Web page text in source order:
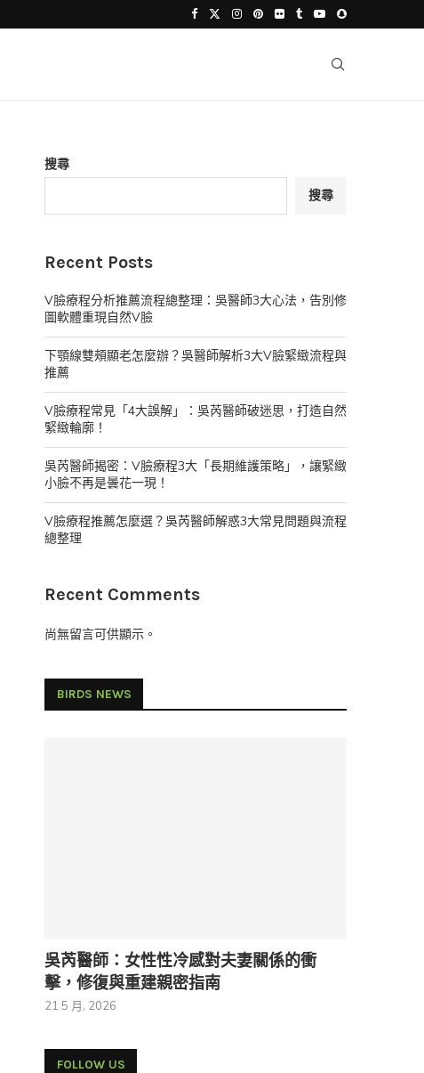
搜尋
搜尋
Recent Posts
V臉療程分析推薦流程總整理：吳醫師3大心法，告別修
圖軟體重現自然V臉
下顎線雙頰顯老怎麼辦？吳醫師解析3大V臉緊緻流程與
推薦
V臉療程常見「4大誤解」：吳芮醫師破迷思，打造自然
緊緻輪廓！
吳芮醫師揭密：V臉療程3大「長期維護策略」，讓緊緻
小臉不再是曇花一現！
V臉療程推薦怎麼選？吳芮醫師解惑3大常見問題與流程
總整理
Recent Comments
尚無留言可供顯示。
BIRDS NEWS
吳芮醫師：女性性冷感對夫妻關係的衝
擊，修復與重建親密指南
21 5 月, 2026
FOLLOW US